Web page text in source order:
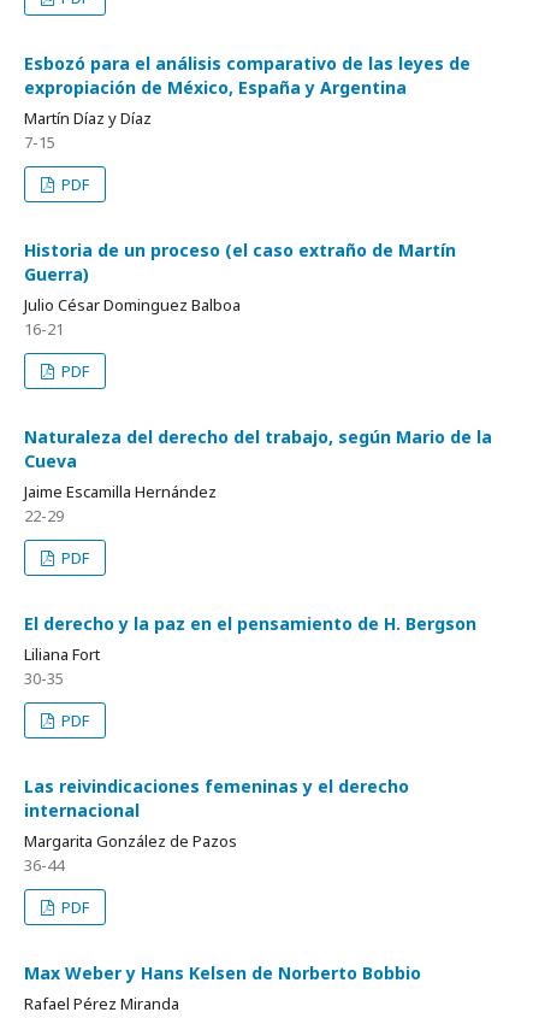
Esbozó para el análisis comparativo de las leyes de
expropiación de México, España y Argentina
Martín Díaz y Díaz
7-15
PDF
Historia de un proceso (el caso extraño de Martín
Guerra)
Julio César Dominguez Balboa
16-21
PDF
Naturaleza del derecho del trabajo, según Mario de la
Cueva
Jaime Escamilla Hernández
22-29
PDF
El derecho y la paz en el pensamiento de H. Bergson
Liliana Fort
30-35
PDF
Las reivindicaciones femeninas y el derecho
internacional
Margarita González de Pazos
36-44
PDF
Max Weber y Hans Kelsen de Norberto Bobbio
Rafael Pérez Miranda